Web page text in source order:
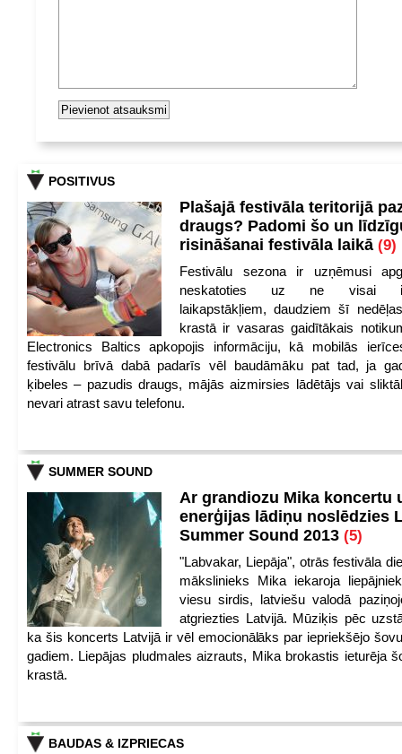
POSITIVUS
Plašajā festivāla teritorijā
draugs? Padomi šo un
risināšanai festivāla laikā (9)
Festivālu sezona ir uzņēmusi
neskatoties uz ne visai
laikapstākļiem, daudziem šī
krastā ir vasaras gaidītākais
Electronics Baltics apkopojis informāciju, kā mobilās
festivālu brīvā dabā padarīs vēl baudāmāku pat tad, ja
ķibeles – pazudis draugs, mājās aizmirsies lādētājs vai
nevari atrast savu telefonu.
SUMMER SOUND
Ar grandiozu Mika koncertu
enerģijas lādiņu noslēdzies
Summer Sound 2013 (5)
"Labvakar, Liepāja", otrās festivāla
mākslinieks Mika iekaroja
viesu sirdis, latviešu valodā
atgriezties Latvijā. Mūziķis pēc
ka šis koncerts Latvijā ir vēl emocionālāks par iepriekšējo
gadiem. Liepājas pludmales aizrauts, Mika brokastis ieturēja
krastā.
BAUDAS & IZPRIECAS